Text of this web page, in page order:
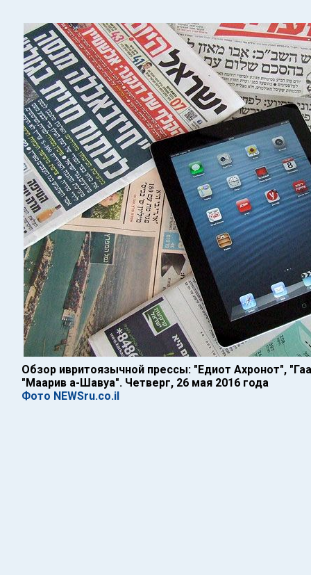
Обзор ивритоязычной прессы: "Едиот Ахронот",
"Маарив а-Шавуа". Четверг, 26 мая 2016 года
Фото NEWSru.co.il